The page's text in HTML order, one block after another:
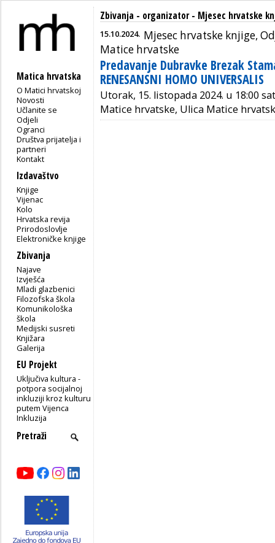
Matica hrvatska
O Matici hrvatskoj
Novosti
Učlanite se
Odjeli
Ogranci
Društva prijatelja i
partneri
Kontakt
Izdavaštvo
Knjige
Vijenac
Kolo
Hrvatska revija
Prirodoslovlje
Elektroničke knjige
Zbivanja
Najave
Izvješća
Mladi glazbenici
Filozofska škola
Komunikološka
škola
Medijski susreti
Knjižara
Galerija
EU Projekt
Uključiva kultura -
potpora socijalnoj
inkluziji kroz kulturu
putem Vijenca
Inkluzija
Zbivanja - organizator - Mjesec hrvatske
15.10.2024. Mjesec hrvatske knjige,
Matice hrvatske
Predavanje Dubravke Brezak
RENESANSNI HOMO UNIVERSALIS
Utorak, 15. listopada 2024. u 18:00
Matice hrvatske, Ulica Matice